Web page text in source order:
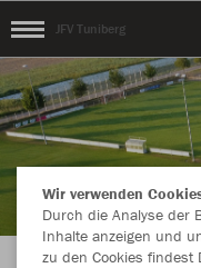
JFV Tuniberg
Wir verwenden
Durch die Analyse der
Inhalte anzeigen und
zu den Cookies findest